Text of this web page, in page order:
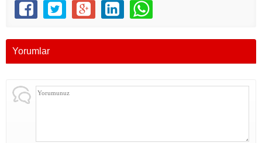
Yorumlar